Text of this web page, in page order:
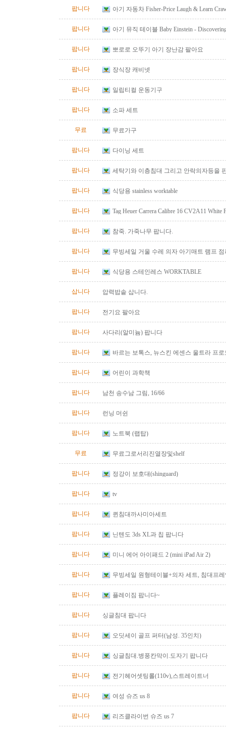
팝니다
아기 자동차 Fisher-Price Laugh & Learn
팝니다
아기 뮤직 테이블 Baby Einstein -
팝니다
뽀로로 오뚜기 아기 장난감 팔아요
팝니다 장식장 캐비넷
팝니다 일립티컬 운동기구
팝니다 소파 세트
무료 무료가구
팝니다 다이닝 세트
팝니다 세탁기와 이층침대 그리고 안락의자등을
팝니다 식당용 stainless worktable
팝니다
Tag Heuer Carrera Calibre 16 CV2A11 White
팝니다
참죽. 가죽나무 팝니다.
팝니다 무빙세일 거울 수레 의자 아기매트 램프
팝니다 식당용 스테인레스 WORKTABLE
삽니다 압력밥솥 삽니다.
팝니다 전기요 팔아요
팝니다 사다리(알미늄) 팝니다
팝니다 바르는 보톡스, 뉴스킨 에센스 울트라 프로
팝니다 어린이 과학책
팝니다 남천 송수남 그림, 16/66
팝니다 런닝 머쉰
팝니다 노트북 (랩탑)
무료 무료그로서리진열장및shelf
팝니다 정강이 보호대(shinguard)
팝니다 tv
팝니다 퀸침대까사미아세트
팝니다 닌텐도 3ds XL과 칩 팝니다
팝니다 미니 에어 아이패드 2 (mini iPad Air 2)
팝니다 무빙세일 원형테이블+의자 세트, 침대프레
팝니다 플레이짐 팝니다~
팝니다 싱글침대 팝니다
팝니다 오딧세이 골프 퍼터(남성. 35인치)
팝니다 싱글침대.병풍칸막이.도자기 팝니다
팝니다 전기헤어셋팅롤(110v),스트레이트너
팝니다 여성 슈즈 us 8
팝니다 리즈클라이번 슈즈 us 7